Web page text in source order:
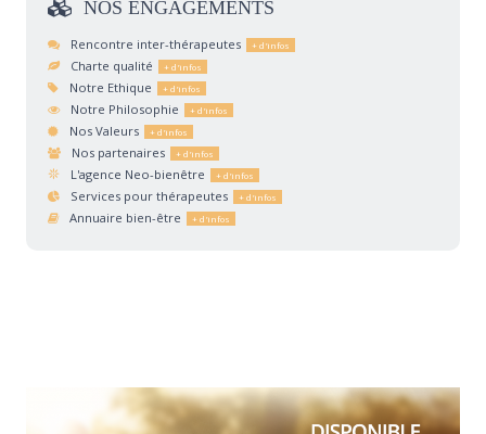
NOS ENGAGEMENTS
Rencontre inter-thérapeutes
Charte qualité
Notre Ethique
Notre Philosophie
Nos Valeurs
Nos partenaires
L'agence Neo-bienêtre
Services pour thérapeutes
Annuaire bien-être